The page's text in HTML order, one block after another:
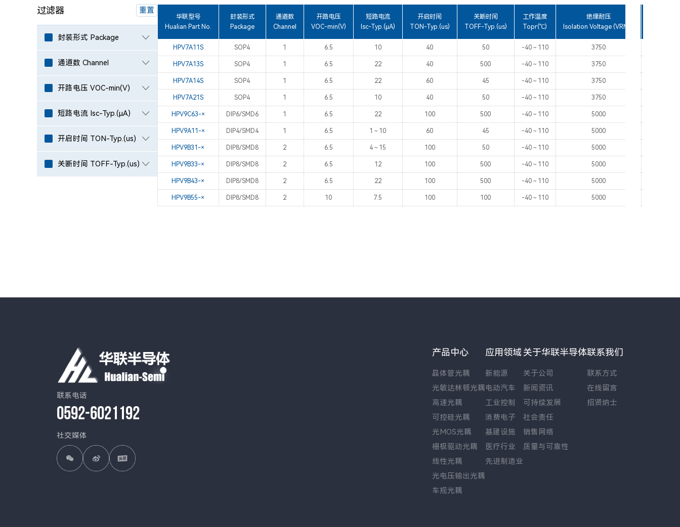
过滤器 重置
封装形式 Package
通道数 Channel
开路电压 VOC-min(V)
短路电流 Isc-Typ.(μA)
开启时间 TON-Typ.(us)
关断时间 TOFF-Typ.(us)
华联型号
Hualian Part No.
封装形式
Package
通道数
Channel
开路电压
VOC-min(V)
短路电流
Isc-Typ.(μA)
开启时间
TON-Typ.(us)
关断时间
TOFF-Typ.(us)
工作温度
Topr(℃)
绝缘耐压
Isolation Voltage (VRMS)
HPV7A11S SOP4 1 6.5 10 40 50 -40～110 3750
HPV7A13S SOP4 1 6.5 22 40 500 -40～110 3750
HPV7A14S SOP4 1 6.5 22 60 45 -40～110 3750
HPV7A21S SOP4 1 6.5 10 40 50 -40～110 3750
HPV9C63-× DIP6/SMD6 1 6.5 22 100 500 -40～110 5000
HPV9A11-× DIP4/SMD4 1 6.5 1～10 60 45 -40～110 5000
HPV9B31-× DIP8/SMD8 2 6.5 4～15 100 50 -40～110 5000
HPV9B33-× DIP8/SMD8 2 6.5 12 100 500 -40～110 5000
HPV9B43-× DIP8/SMD8 2 6.5 22 100 500 -40～110 5000
HPV9B55-× DIP8/SMD8 2 10 7.5 100 100 -40～110 5000
联系电话
0592-6021192
社交媒体
产品中心
晶体管光耦
光敏达林顿光耦
高速光耦
可控硅光耦
光MOS光耦
栅极驱动光耦
线性光耦
光电压输出光耦
车规光耦
应用领域
新能源
电动汽车
工业控制
消费电子
基建设施
医疗行业
先进制造业
关于华联半导体
关于公司
新闻资讯
可持续发展
社会责任
销售网络
质量与可靠性
联系我们
联系方式
在线留言
招贤纳士